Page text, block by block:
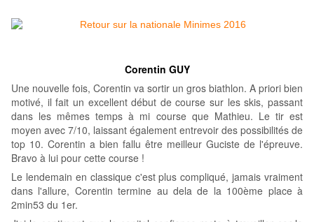
Corentin GUY
Une nouvelle fois, Corentin va sortir un gros biathlon. A priori bien
motivé, il fait un excellent début de course sur les skis, passant
dans les mêmes temps à mi course que Mathieu. Le tir est
moyen avec 7/10, laissant également entrevoir des possibilités de
top 10. Corentin a bien fallu être meilleur Guciste de l'épreuve.
Bravo à lui pour cette course !
Le lendemain en classique c'est plus compliqué, jamais vraiment
dans l'allure, Corentin termine au dela de la 100ème place à
2min53 du 1er.